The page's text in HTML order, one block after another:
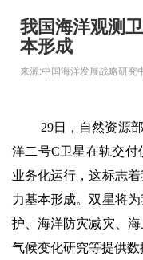
我国海洋观测
本形成
来源:中国海洋发展战略
29日，自然资源
洋二号C卫星在轨交付
业务化运行，这标志
力基本形成。双星将
护、海洋防灾减灾、
气候变化研究等提供数